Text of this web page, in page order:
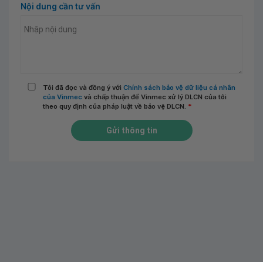
Nội dung cần tư vấn
Tôi đã đọc và đồng ý với Chính sách bảo vệ dữ liệu cá nhân
của Vinmec và chấp thuận để Vinmec xử lý DLCN của tôi
theo quy định của pháp luật về bảo vệ DLCN. *
Gửi thông tin